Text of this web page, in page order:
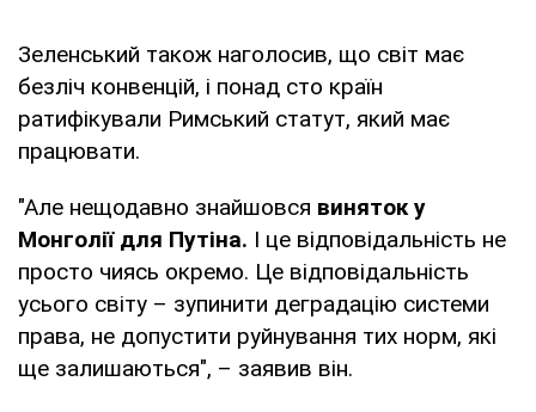
Зеленський також наголосив, що світ має
безліч конвенцій, і понад сто країн
ратифікували Римський статут, який має
працювати.
"Але нещодавно знайшовся виняток у
Монголії для Путіна. І це відповідальність не
просто чиясь окремо. Це відповідальність
усього світу – зупинити деградацію системи
права, не допустити руйнування тих норм, які
ще залишаються", – заявив він.